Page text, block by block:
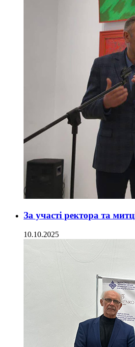
За участі ректора та
10.10.2025